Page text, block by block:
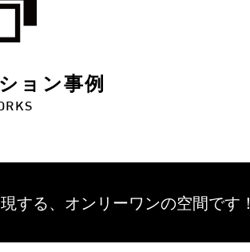
ョン事例
する、 オンリーワンの空間です！